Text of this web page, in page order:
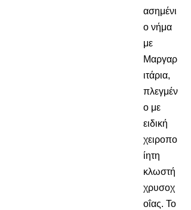
ασημένι
ο νήμα
με
Μαργαρ
ιτάρια,
πλεγμέν
ο με
ειδική
χειροπο
ίητη
κλωστή
χρυσοχ
οΐας. Το